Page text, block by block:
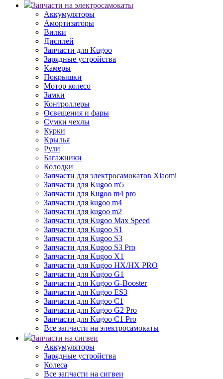
Запчасти на электросамокаты
Аккумуляторы
Амортизаторы
Вилки
Дисплей
Запчасти для Kugoo
Зарядные устройства
Камеры
Покрышки
Мотор колесо
Замки
Контроллеры
Освещения и фары
Сумки чехлы
Курки
Крылья
Рули
Багажники
Колодки
Запчасти для электросамокатов Xiaomi
Запчасти для Kugoo m5
Запчасти для Кugoo m4 pro
Запчасти для kugoo m4
Запчасти для kugoo m2
Запчасти для Kugoo Max Speed
Запчасти для Kugoo S1
Запчасти для Kugoo S3
Запчасти для Kugoo S3 Pro
Запчасти для Kugoo X1
Запчасти для Kugoo HX/HX PRO
Запчасти для Kugoo G1
Запчасти для Kugoo G-Booster
Запчасти для Kugoo ES3
Запчасти для Kugoo C1
Запчасти для Kugoo G2 Pro
Запчасти для Kugoo C1 Pro
Все запчасти на электросамокаты
Запчасти на сигвеи
Аккумуляторы
Зарядные устройства
Колеса
Все запчасти на сигвеи